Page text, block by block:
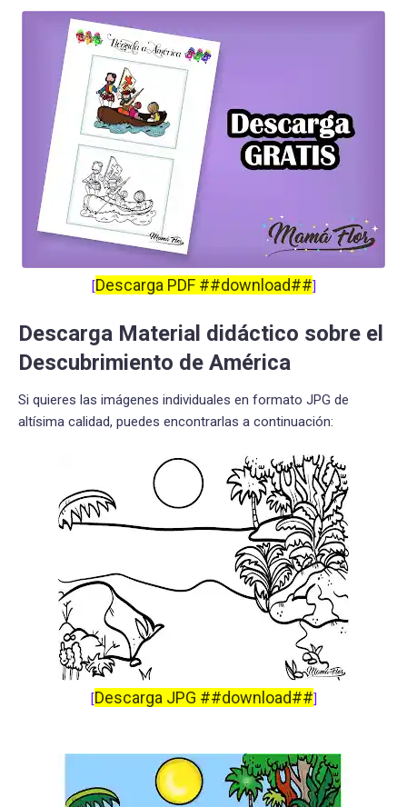
[Descarga PDF ##download##]
Descarga Material didáctico sobre el
Descubrimiento de América
Si quieres las imágenes individuales en formato JPG de
altísima calidad, puedes encontrarlas a continuación:
[Descarga JPG ##download##]